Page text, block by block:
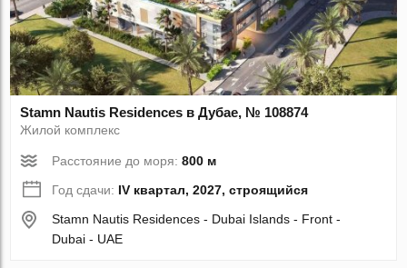
Stamn Nautis Residences в Дубае, № 108874
Жилой комплекс
Расстояние до моря:800 м
Год сдачи: IV квартал, 2027, строящийся
Stamn Nautis Residences - Dubai Islands - Front -
Dubai - UAE